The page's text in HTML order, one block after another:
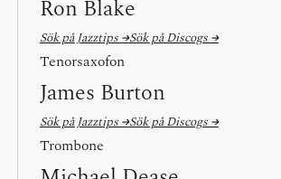
Ron Blake
Sök på Jazztips →Sök på Discogs →
Tenorsaxofon
James Burton
Sök på Jazztips →Sök på Discogs →
Trombone